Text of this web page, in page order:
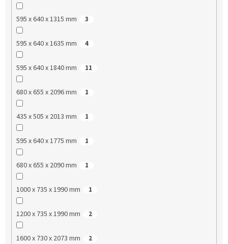
595 x 640 x 1315 mm 3
595 x 640 x 1635 mm 4
595 x 640 x 1840 mm 11
680 x 655 x 2096 mm 1
435 x 505 x 2013 mm 1
595 x 640 x 1775 mm 1
680 x 655 x 2090 mm 1
1000 x 735 x 1990 mm 1
1200 x 735 x 1990 mm 2
1600 x 730 x 2073 mm 2